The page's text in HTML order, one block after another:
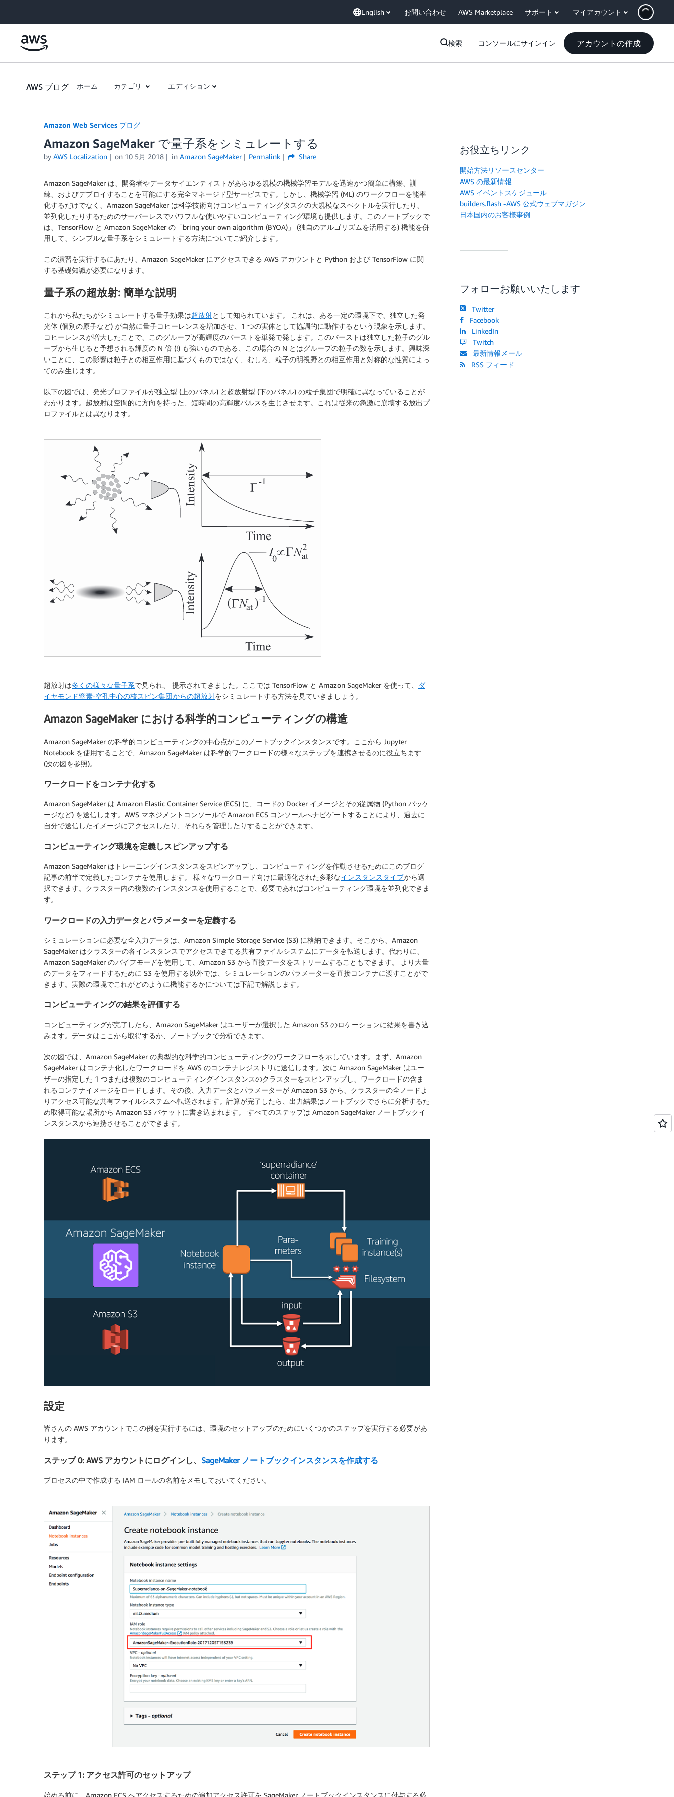
English お問い合わせ AWS Marketplace サポート マイアカウント
検索 コンソールにサインイン アカウントの作成
AWS ブログ ホーム カテゴリ エディション
Amazon Web Services ブログ
Amazon SageMaker で量子系をシミュレートする
by AWS Localization on 10 5月 2018 in Amazon SageMaker Permalink Share
Amazon SageMaker は、開発者やデータサイエンティストがあらゆる規模の機械学習モデルを迅速かつ簡単に構築、訓
練、およびデプロイすることを可能にする完全マネージド型サービスです。しかし、機械学習 (ML) のワークフローを能率
化するだけでなく、Amazon SageMaker は科学技術向けコンピューティングタスクの大規模なスペクトルを実行したり、
並列化したりするためのサーバーレスでパワフルな使いやすいコンピューティング環境も提供します。このノートブックで
は、TensorFlow と Amazon SageMaker の「bring your own algorithm (BYOA)」 (独自のアルゴリズムを活用する) 機能を併
用して、シンプルな量子系をシミュレートする方法についてご紹介します。
この演習を実行するにあたり、Amazon SageMaker にアクセスできる AWS アカウントと Python および TensorFlow に関
する基礎知識が必要になります。
量子系の超放射: 簡単な説明
これから私たちがシミュレートする量子効果は超放射として知られています。 これは、ある一定の環境下で、独立した発
光体 (個別の原子など) が自然に量子コヒーレンスを増加させ、1 つの実体として協調的に動作するという現象を示します。
コヒーレンスが増大したことで、このグループが高輝度のバーストを単発で発します。このバーストは独立した粒子のグル
ープから生じると予想される輝度の N 倍 (!) も強いものである、この場合の N とはグループの粒子の数を示します。興味深
いことに、この影響は粒子との相互作用に基づくものではなく、むしろ、粒子の明視野との相互作用と対称的な性質によっ
てのみ生じます。
以下の図では、発光プロファイルが独立型 (上のパネル) と超放射型 (下のパネル) の粒子集団で明確に異なっていることが
わかります。超放射は空間的に方向を持った、短時間の高輝度パルスを生じさせます。これは従来の急激に崩壊する放出プ
ロファイルとは異なります。
超放射は多くの様々な量子系で見られ、 提示されてきました。ここでは TensorFlow と Amazon SageMaker を使って、
ダ
イヤモンド窒素-空孔中心の核スピン集団からの超放射をシミュレートする方法を見ていきましょう。
Amazon SageMaker における科学的コンピューティングの構造
Amazon SageMaker の科学的コンピューティングの中心点がこのノートブックインスタンスです。ここから Jupyter
Notebook を使用することで、Amazon SageMaker は科学的ワークロードの様々なステップを連携させるのに役立ちます
(次の図を参照)。
ワークロードをコンテナ化する
Amazon SageMaker は Amazon Elastic Container Service (ECS) に、コードの Docker イメージとその従属物 (Python パッケ
ージなど) を送信します。AWS マネジメントコンソールで Amazon ECS コンソールへナビゲートすることにより、過去に
自分で送信したイメージにアクセスしたり、それらを管理したりすることができます。
コンピューティング環境を定義しスピンアップする
Amazon SageMaker はトレーニングインスタンスをスピンアップし、コンピューティングを作動させるためにこのブログ
記事の前半で定義したコンテナを使用します。 様々なワークロード向けに最適化された多彩なインスタンスタイプから選
択できます。クラスター内の複数のインスタンスを使用することで、必要であればコンピューティング環境を並列化できま
す。
ワークロードの入力データとパラメーターを定義する
シミュレーションに必要な全入力データは、Amazon Simple Storage Service (S3) に格納できます。そこから、Amazon
SageMaker はクラスターの各インスタンスでアクセスできてる共有ファイルシステムにデータを転送します。代わりに、
Amazon SageMaker のパイプモードを使用して、Amazon S3 から直接データをストリームすることもできます。 より大量
のデータをフィードするために S3 を使用する以外では、シミュレーションのパラメーターを直接コンテナに渡すことがで
きます。実際の環境でこれがどのように機能するかについては下記で解説します。
コンピューティングの結果を評価する
コンピューティングが完了したら、Amazon SageMaker はユーザーが選択した Amazon S3 のロケーションに結果を書き込
みます。データはここから取得するか、ノートブックで分析できます。
次の図では、Amazon SageMaker の典型的な科学的コンピューティングのワークフローを示しています。まず、Amazon
SageMaker はコンテナ化したワークロードを AWS のコンテナレジストリに送信します。次に Amazon SageMaker はユー
ザーの指定した 1 つまたは複数のコンピューティングインスタンスのクラスターをスピンアップし、ワークロードの含ま
れるコンテナイメージをロードします。その後、入力データとパラメーターが Amazon S3 から、クラスターの全ノードよ
りアクセス可能な共有ファイルシステムへ転送されます。計算が完了したら、出力結果はノートブックでさらに分析するた
め取得可能な場所から Amazon S3 バケットに書き込まれます。 すべてのステップは Amazon SageMaker ノートブックイ
ンスタンスから連携させることができます。
設定
皆さんの AWS アカウントでこの例を実行するには、環境のセットアップのためにいくつかのステップを実行する必要があ
ります。
ステップ 0: AWS アカウントにログインし、 SageMaker ノートブックインスタンスを作成する
プロセスの中で作成する IAM ロールの名前をメモしておいてください。
ステップ 1: アクセス許可のセットアップ
始める前に、Amazon ECS へアクセスするための追加アクセス許可を SageMaker ノートブックインスタンスに付与する必
お役立ちリンク
開始方法リソースセンター
AWS の最新情報
AWS イベントスケジュール
builders.flash -AWS 公式ウェブマガジン
日本国内のお客様事例
フォローお願いいたします
Twitter
Facebook
LinkedIn
Twitch
最新情報メール
RSS フィード